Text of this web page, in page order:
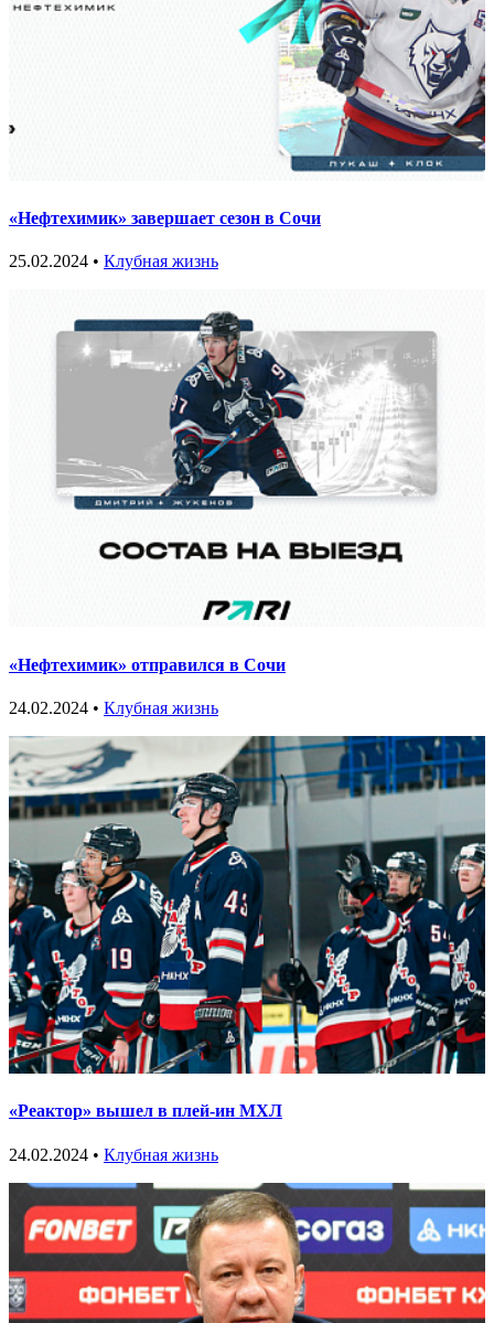
«Нефтехимик» завершает сезон в Сочи
25.02.2024 • Клубная жизнь
«Нефтехимик» отправился в Сочи
24.02.2024 • Клубная жизнь
«Реактор» вышел в плей-ин МХЛ
24.02.2024 • Клубная жизнь